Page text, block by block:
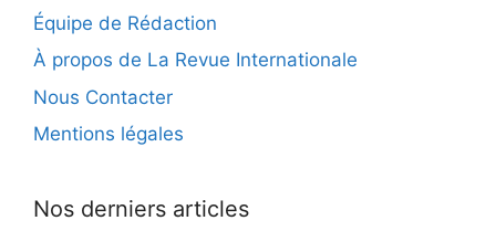
Équipe de Rédaction
À propos de La Revue Internationale
Nous Contacter
Mentions légales
Nos derniers articles